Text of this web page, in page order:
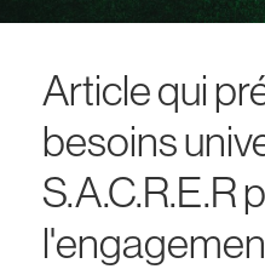
Article qui
besoins
S.A.C.R.E.R